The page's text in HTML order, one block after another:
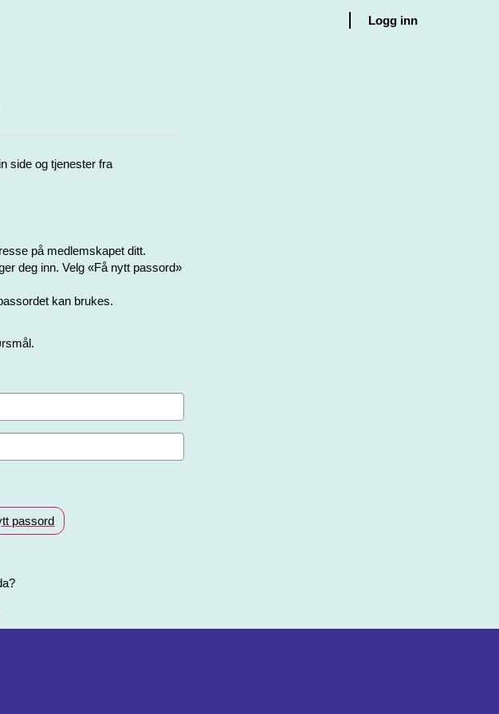
Logg inn
side og tjenester fra
på medlemskapet ditt.
deg inn. Velg «Få nytt passord»
kan brukes.
passord